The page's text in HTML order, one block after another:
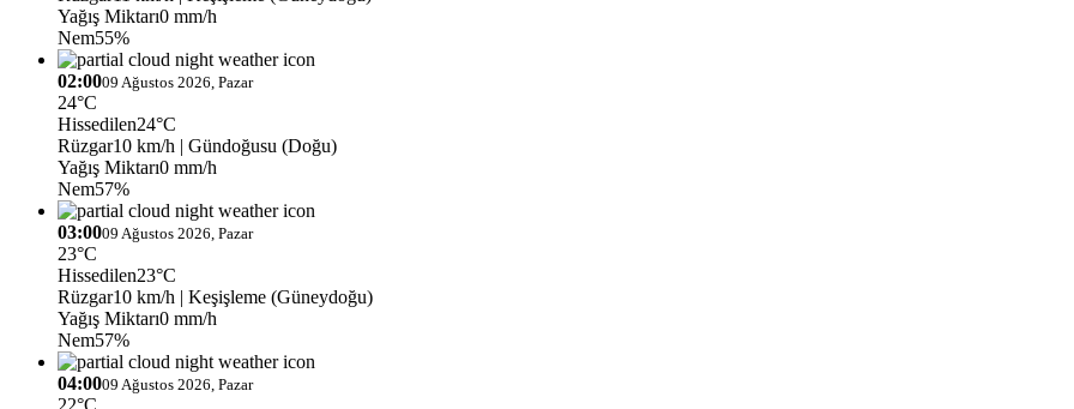
Yağış Miktarı0 mm/h
Nem55%
02:0009 Ağustos 2026, Pazar
24°C
Hissedilen24°C
Rüzgar10 km/h | Gündoğusu (Doğu)
Yağış Miktarı0 mm/h
Nem57%
03:0009 Ağustos 2026, Pazar
23°C
Hissedilen23°C
Rüzgar10 km/h | Keşişleme (Güneydoğu)
Yağış Miktarı0 mm/h
Nem57%
04:0009 Ağustos 2026, Pazar
22°C